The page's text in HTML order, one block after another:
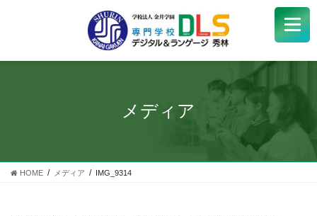
学校紹介+
受験生 +
学生サポート
メディア
HOME メディア IMG_9314